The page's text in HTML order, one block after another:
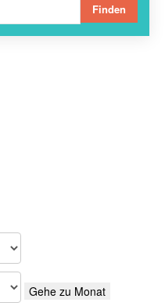
Finden
Gehe zu Monat